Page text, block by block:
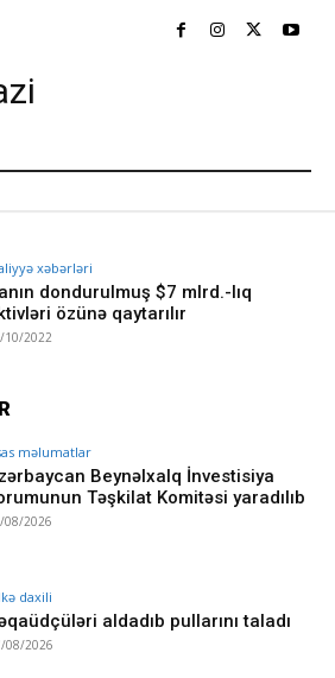
xəbərləri
dondurulmuş $7 mlrd.-lıq
özünə qaytarılır
10/2022
məlumatlar
Beynəlxalq İnvestisiya
Təşkilat Komitəsi yaradılıb
08/2026
daxili
aldadıb pullarını taladı
08/2026